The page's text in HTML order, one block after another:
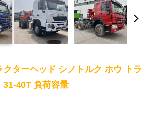
ターヘッド シノトルク ホウ トラ
31-40T 負荷容量